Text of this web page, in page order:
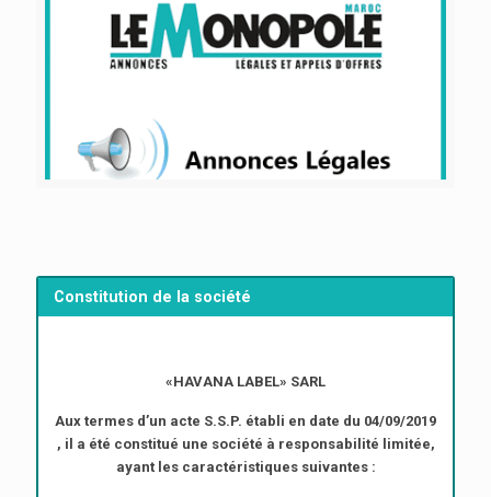
Constitution de la société
«HAVANA LABEL» SARL
Aux termes d’un acte S.S.P. établi en date du 04/09/2019
, il a été constitué une société à responsabilité limitée,
ayant les caractéristiques suivantes :